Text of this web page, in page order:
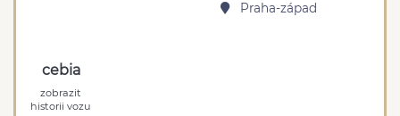
Praha-západ
cebia
zobrazit
historii vozu